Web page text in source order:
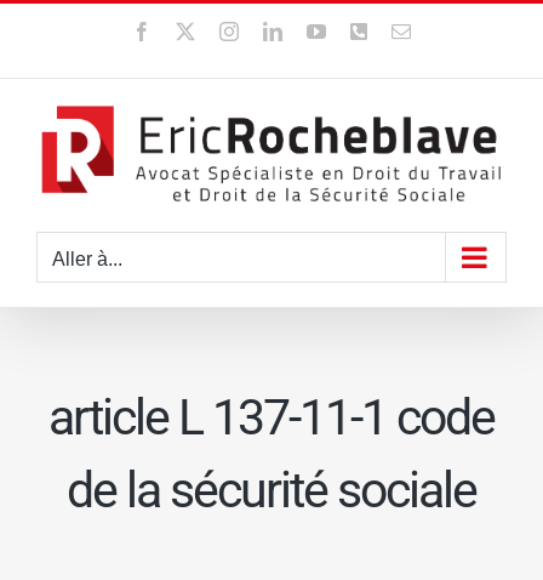
contenu
Facebook InstagramLinkedInYouTubeWhatsApp
Email
Aller à...
article L 137-11-1 code
de la sécurité sociale